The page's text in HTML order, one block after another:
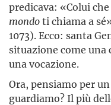
predicava: «Colui
mondoti chiama a
1073). Ecco: santa
situazione come una
una vocazione.
Ora, pensiamo per
guardiamo? Il più